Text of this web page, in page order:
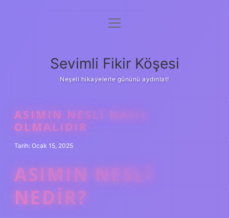
Anasayfa
Yasal Uyarı
menüyü
Sevimli Fikir Köşesi
Neşeli hikayelerle gününü aydınlat!
ASIMIN NESLI NASIL
OLMALIDIR
Tarih: Ocak 15, 2025
ASIMIN NESLI
NEDIR?